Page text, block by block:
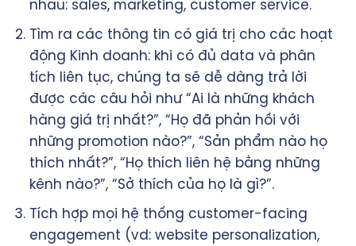
nhau: sales, marketing, customer service.
Tìm ra các thông tin có giá trị cho các hoạt
động Kinh doanh: khi có đủ data và phân
tích liên tục, chúng ta sẽ dễ dàng trả lời
được các câu hỏi như “Ai là những khách
hàng giá trị nhất?”, “Họ đã phản hồi với
những promotion nào?”, “Sản phẩm nào họ
thích nhất?”, “Họ thích liên hệ bằng những
kênh nào?”, “Sở thích của họ là gì?”.
Tích hợp mọi hệ thống customer-facing
engagement (vd: website personalization,